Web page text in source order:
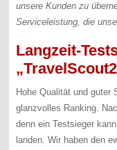
unsere Kunden zu
Serviceleistung, die
Langzeit-
Hohe Qualität und guter
glanzvolles Ranking.
denn ein Testsieger
landen. Wir haben den